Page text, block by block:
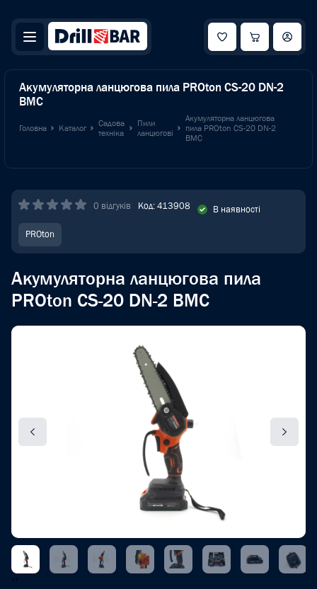
Акумуляторна ланцюгова пила PROton CS-20 DN-2
BMC
Головна Каталог
Садова
техніка
Пили
ланцюгові
Акумуляторна ланцюгова
пила PROton CS-20 DN-2
BMC
0 відгуків Код: 413908 В наявності
PROton
Акумуляторна ланцюгова пила
PROton CS-20 DN-2 BMC
‹›